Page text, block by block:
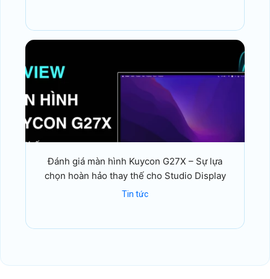
Đánh giá màn hình Kuycon G27X – Sự lựa
chọn hoàn hảo thay thế cho Studio Display
Tin tức